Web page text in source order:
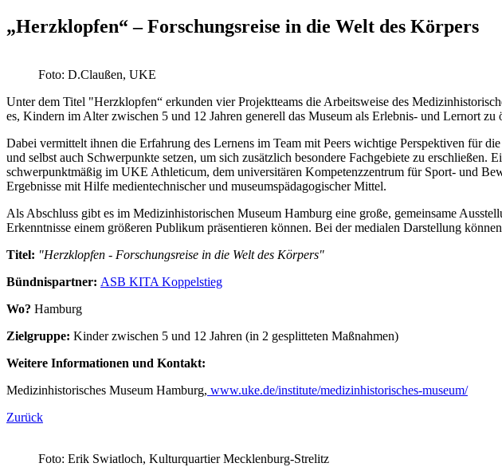
„Herzklopfen“ – Forschungsreise in die Welt des Körpers
Foto: D.Claußen, UKE
Unter dem Titel "Herzklopfen“ erkunden vier Projektteams die Arbeitsweise des
es, Kindern im Alter zwischen 5 und 12 Jahren generell das Museum als Erlebnis- und Lernort zu
Dabei vermittelt ihnen die Erfahrung des Lernens im Team mit Peers wichtige Perspektiven für
und selbst auch Schwerpunkte setzen, um sich zusätzlich besondere Fachgebiete zu
schwerpunktmäßig im UKE Athleticum, dem universitären Kompetenzzentrum für Sport- und
Ergebnisse mit Hilfe medientechnischer und museumspädagogischer Mittel.
Als Abschluss gibt es im Medizinhistorischen Museum Hamburg eine große, gemeinsame
Erkenntnisse einem größeren Publikum präsentieren können. Bei der medialen Darstellung
Titel: "Herzklopfen - Forschungsreise in die Welt des Körpers"
Bündnispartner: ASB KITA Koppelstieg
Wo? Hamburg
Zielgruppe: Kinder zwischen 5 und 12 Jahren (in 2 gesplitteten Maßnahmen)
Weitere Informationen und Kontakt:
Medizinhistorisches Museum Hamburg, www.uke.de/institute/medizinhistorisches-museum/
Zurück
Foto: Erik Swiatloch, Kulturquartier Mecklenburg-Strelitz